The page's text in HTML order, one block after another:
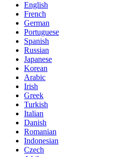
English
French
German
Portuguese
Spanish
Russian
Japanese
Korean
Arabic
Irish
Greek
Turkish
Italian
Danish
Romanian
Indonesian
Czech